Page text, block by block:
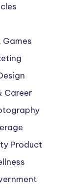
Games
Career
Product